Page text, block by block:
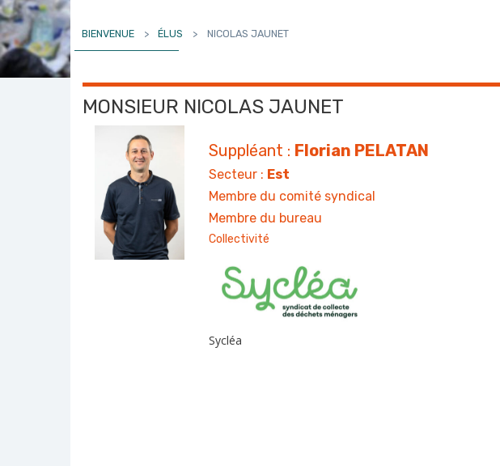
BIENVENUE > ÉLUS > NICOLAS JAUNET
MONSIEUR NICOLAS JAUNET
Suppléant : Florian PELATAN
Secteur : Est
Membre du comité syndical
Membre du bureau
Collectivité
Sycléa